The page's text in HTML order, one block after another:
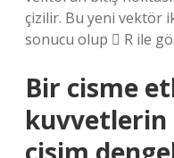
çizilir. Bu yeni vektör
sonucu olup ⃗ R ile
Bir cisme
kuvvetlerin